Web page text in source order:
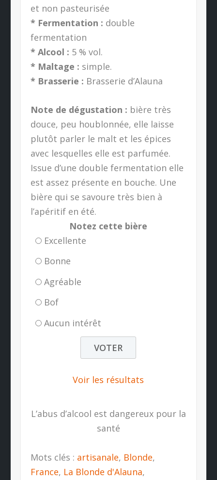
et non pasteurisée
* Fermentation : double
fermentation
* Alcool : 5 % vol.
* Maltage : simple.
* Brasserie : Brasserie d’Alauna
Note de dégustation : bière très
douce, peu houblonnée, elle laisse
plutôt parler le malt et les épices
avec lesquelles elle est parfumée.
Issue d’une double fermentation elle
est assez présente en bouche. Une
bière qui se savoure très bien à
l’apéritif en été.
Notez cette bière
Excellente
Bonne
Agréable
Bof
Aucun intérêt
Voir les résultats
L’abus d’alcool est dangereux pour la
santé
Mots clés : artisanale, Blonde,
France, La Blonde d'Alauna,